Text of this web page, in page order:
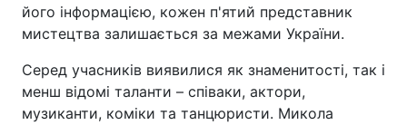
його інформацією, кожен п'ятий представник
мистецтва залишається за межами України.
Серед учасників виявилися як знаменитості, так і
менш відомі таланти – співаки, актори,
музиканти, коміки та танцюристи. Микола